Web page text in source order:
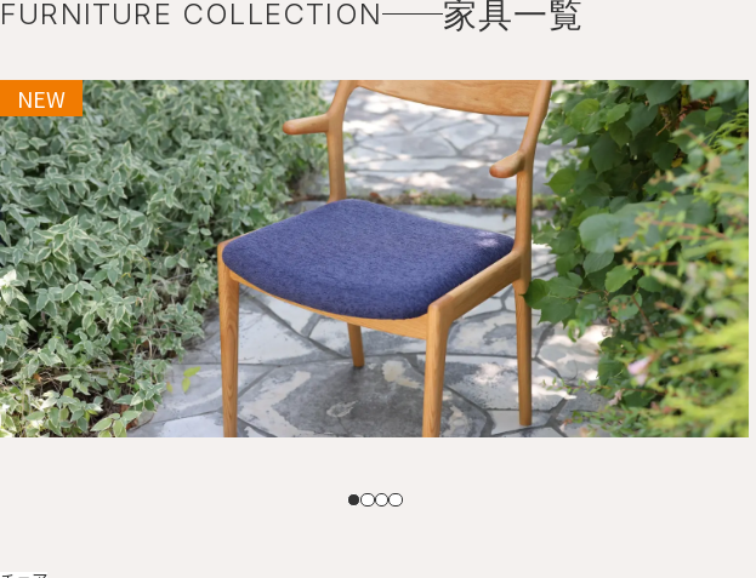
FURNITURE COLLECTION 家具一覧
NEW